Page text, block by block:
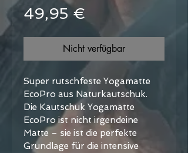
49,95 € Preis
Nicht verfügbar
Super rutschfeste Yogamatte
EcoPro aus Naturkautschuk.
Die Kautschuk Yogamatte
EcoPro ist nicht irgendeine
Matte – sie ist die perfekte
Grundlage für die intensive